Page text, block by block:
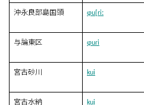
沖永良部島国頭 ɸu[riː
与論東区 ɸuɾi
宮古砂川 kui
宮古水納 kui